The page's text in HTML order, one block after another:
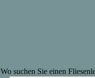
Wo suchen Sie einen